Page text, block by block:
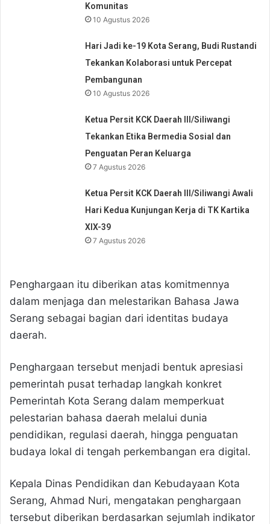
Komunitas
10 Agustus 2026
Hari Jadi ke-19 Kota Serang, Budi Rustandi
Tekankan Kolaborasi untuk Percepat
Pembangunan
10 Agustus 2026
Ketua Persit KCK Daerah III/Siliwangi
Tekankan Etika Bermedia Sosial dan
Penguatan Peran Keluarga
7 Agustus 2026
Ketua Persit KCK Daerah III/Siliwangi Awali
Hari Kedua Kunjungan Kerja di TK Kartika
XIX-39
7 Agustus 2026
Penghargaan itu diberikan atas komitmennya
dalam menjaga dan melestarikan Bahasa Jawa
Serang sebagai bagian dari identitas budaya
daerah.
Penghargaan tersebut menjadi bentuk apresiasi
pemerintah pusat terhadap langkah konkret
Pemerintah Kota Serang dalam memperkuat
pelestarian bahasa daerah melalui dunia
pendidikan, regulasi daerah, hingga penguatan
budaya lokal di tengah perkembangan era digital.
Kepala Dinas Pendidikan dan Kebudayaan Kota
Serang, Ahmad Nuri, mengatakan penghargaan
tersebut diberikan berdasarkan sejumlah indikator